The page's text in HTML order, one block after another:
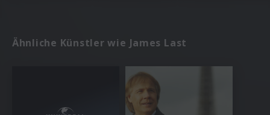
Ähnliche Künstler wie James Last